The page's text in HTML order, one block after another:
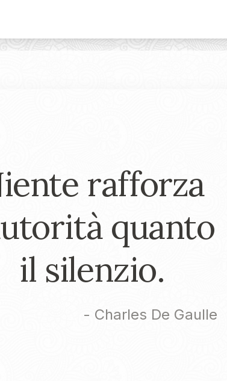
rafforza
quanto
il silenzio.
- Charles De Gaulle